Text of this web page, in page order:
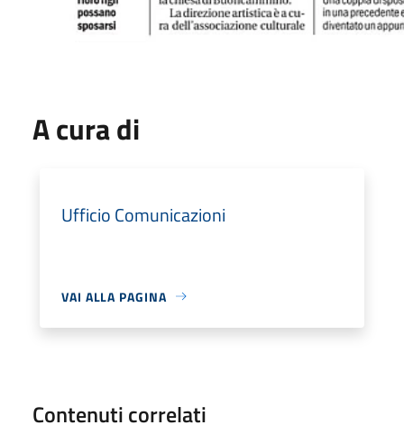
A cura di
Ufficio Comunicazioni
VAI ALLA PAGINA
Contenuti correlati